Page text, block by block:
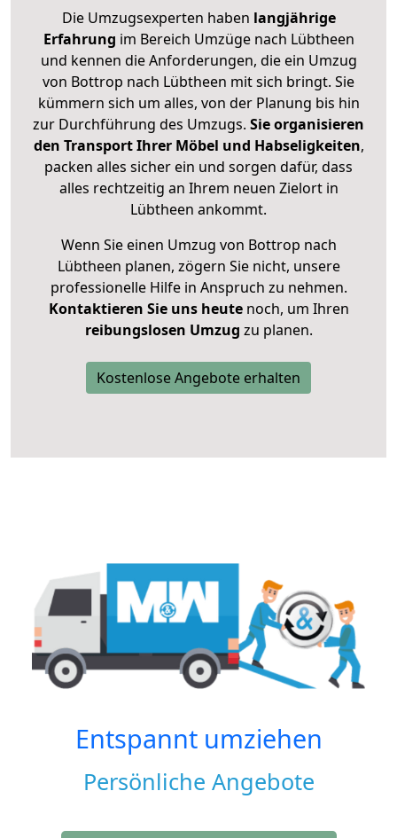
Die Umzugsexperten haben langjährige
Erfahrung im Bereich Umzüge nach Lübtheen
und kennen die Anforderungen, die ein Umzug
von Bottrop nach Lübtheen mit sich bringt. Sie
kümmern sich um alles, von der Planung bis hin
zur Durchführung des Umzugs. Sie organisieren
den Transport Ihrer Möbel und Habseligkeiten,
packen alles sicher ein und sorgen dafür, dass
alles rechtzeitig an Ihrem neuen Zielort in
Lübtheen ankommt.
Wenn Sie einen Umzug von Bottrop nach
Lübtheen planen, zögern Sie nicht, unsere
professionelle Hilfe in Anspruch zu nehmen.
Kontaktieren Sie uns heutenoch, um Ihren
reibungslosen Umzug zu planen.
Kostenlose Angebote erhalten
Entspannt umziehen
Persönliche Angebote